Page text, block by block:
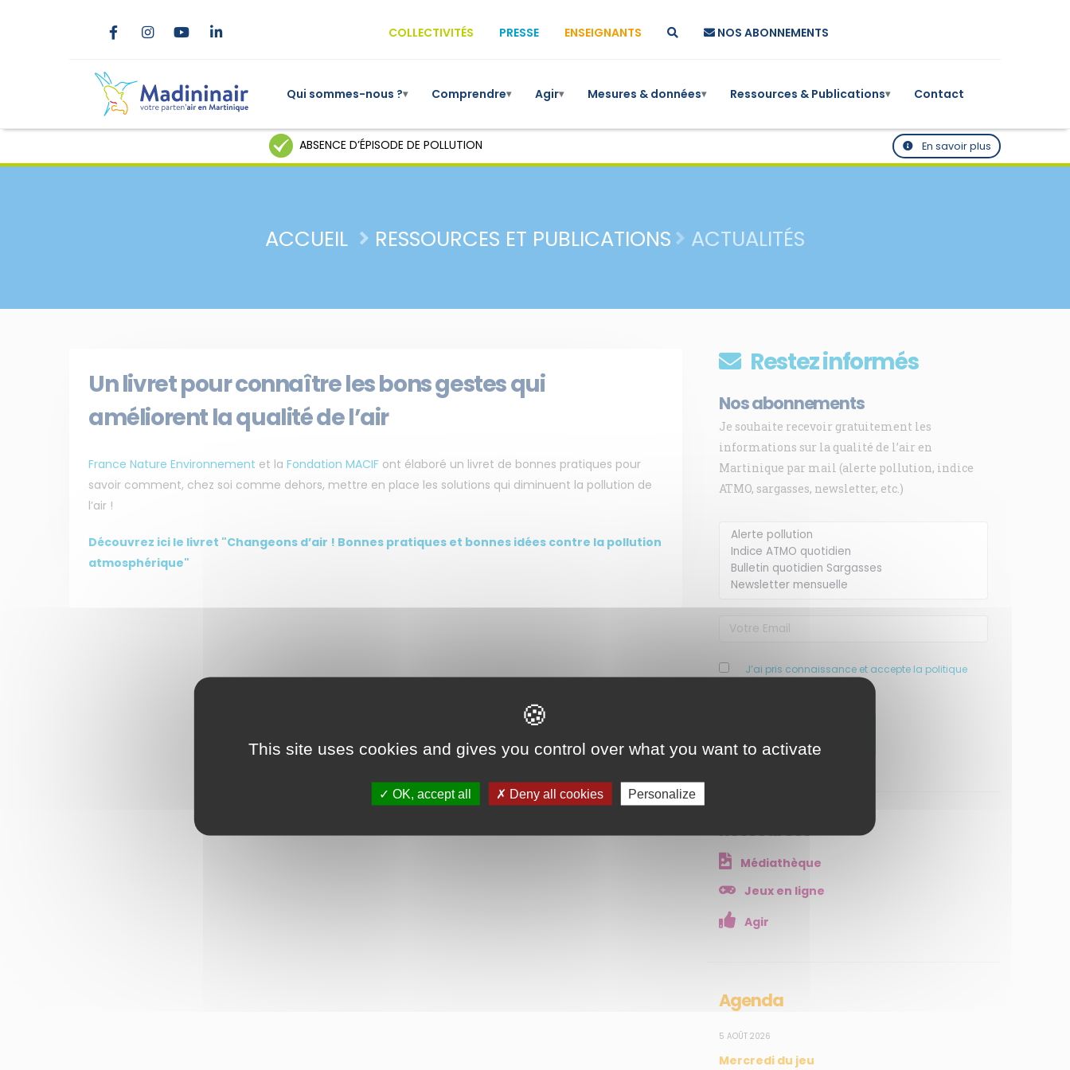
COLLECTIVITÉS PRESSE ENSEIGNANTS NOS ABONNEMENTS
Qui sommes-nous ?▾ Comprendre▾ Agir▾ Mesures & données▾ Ressources & Publications▾ Contact
ABSENCE D’ÉPISODE DE POLLUTION En savoir plus
ACCUEIL RESSOURCES ET PUBLICATIONS ACTUALITÉS
Un livret pour connaître les bons gestes qui
améliorent la qualité de l’air
France Nature Environnement et la Fondation MACIF ont élaboré un livret de bonnes pratiques pour
savoir comment, chez soi comme dehors, mettre en place les solutions qui diminuent la pollution de
l’air !
Découvrez ici le livret "Changeons d’air ! Bonnes pratiques et bonnes idées contre la pollution
atmosphérique"
Restez informés
Nos abonnements
Je souhaite recevoir gratuitement les
informations sur la qualité de l’air en
Martinique par mail (alerte pollution, indice
ATMO, sargasses, newsletter, etc.)
J’ai pris connaissance et accepte la politique
Ressources
Médiathèque
Jeux en ligne
Agir
Agenda
5 AOÛT 2026
Mercredi du jeu
This site uses cookies and gives you control over what you want to activate
OK, accept all Deny all cookies Personalize